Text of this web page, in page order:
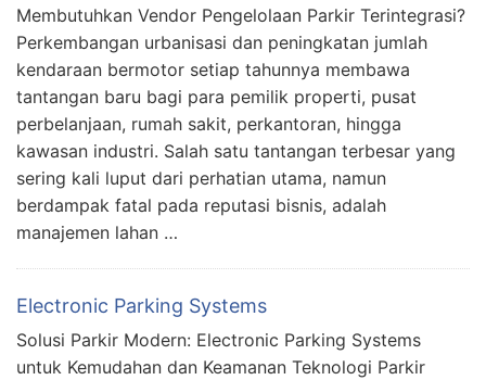
Membutuhkan Vendor Pengelolaan Parkir Terintegrasi?
Perkembangan urbanisasi dan peningkatan jumlah
kendaraan bermotor setiap tahunnya membawa
tantangan baru bagi para pemilik properti, pusat
perbelanjaan, rumah sakit, perkantoran, hingga
kawasan industri. Salah satu tantangan terbesar yang
sering kali luput dari perhatian utama, namun
berdampak fatal pada reputasi bisnis, adalah
manajemen lahan …
Electronic Parking Systems
Solusi Parkir Modern: Electronic Parking Systems
untuk Kemudahan dan Keamanan Teknologi Parkir